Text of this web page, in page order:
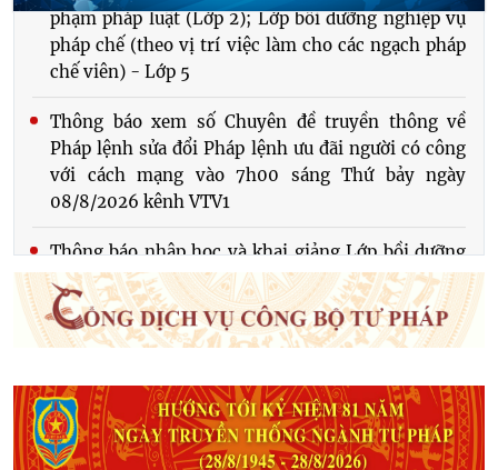
pháp chế (theo vị trí việc làm cho các ngạch pháp
chế viên) - Lớp 5
Pháp lệnh sửa đổi Pháp lệnh ưu đãi người có công
với cách mạng vào 7h00 sáng Thứ bảy ngày
08/8/2026 kênh VTV1
nghiệp vụ pháp chế (theo vị trí việc làm cho các
ngạch pháp chế viên) - Lớp 3; Lớp bồi dưỡng
nghiệp vụ Đăng ký biện pháp bảo đảm theo tiêu
chuẩn chức danh nghề nghiệp Đăng ký biện pháp
bảo đảm - Khóa II
Thông báo về việc chiêu sinh Lớp bồi dưỡng về
ứng dụng công nghệ số, kỹ năng số giải quyết hiệu
quả công việc; Lớp bồi dưỡng kiến thức pháp luật,